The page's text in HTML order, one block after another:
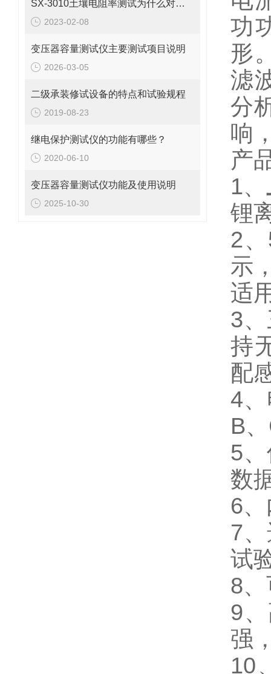
SX-3010土壤电阻率测试为什么对安全的电气接地设计很重要
2023-02-08
变压器容量测试仪主要测试项目说明
2026-03-05
二级承装修试设备的特点和试验规程
2019-08-23
继电保护测试仪的功能有哪些？
2020-06-10
变压器容量测试仪功能及使用说明
2025-10-30
功
形
滤
分
响
产
1、
锂
2
示
适
3
持
配
4
B
5
数
6
7
试
8
9
强
10